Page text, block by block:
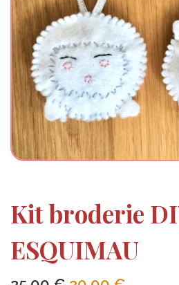
Kit broderie
ESQUIMAU